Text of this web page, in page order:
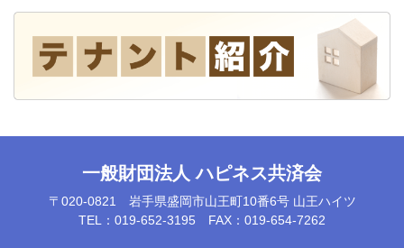
一般財団法人 ハピネス共済会
〒020-0821 岩手県盛岡市山王町10番6号 山王ハイツ
TEL：019-652-3195 FAX：019-654-7262